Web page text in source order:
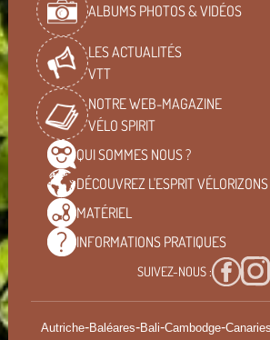
ALBUMS PHOTOS & VIDÉOS
LES ACTUALITÉS
VTT
NOTRE WEB-MAGAZINE
VÉLO SPIRIT
QUI SOMMES NOUS ?
DÉCOUVREZ L'ESPRITVÉLORIZONS
MATÉRIEL
INFORMATIONS PRATIQUES
SUIVEZ-NOUS :
Autriche-Baléares-Bali-Cambodge-Canaries